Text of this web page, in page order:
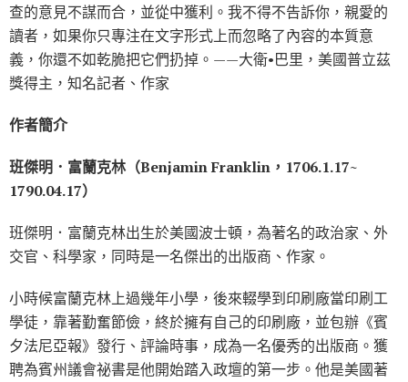
查的意見不謀而合，並從中獲利。我不得不告訴你，親愛的
讀者，如果你只專注在文字形式上而忽略了內容的本質意
義，你還不如乾脆把它們扔掉。——大衛•巴里，美國普立茲
獎得主，知名記者、作家
作者簡介
班傑明．富蘭克林（Benjamin Franklin，1706.1.17~
1790.04.17）
班傑明．富蘭克林出生於美國波士頓，為著名的政治家、外
交官、科學家，同時是一名傑出的出版商、作家。
小時候富蘭克林上過幾年小學，後來輟學到印刷廠當印刷工
學徒，靠著勤奮節儉，終於擁有自己的印刷廠，並包辦《賓
夕法尼亞報》發行、評論時事，成為一名優秀的出版商。獲
聘為賓州議會祕書是他開始踏入政壇的第一步。他是美國著